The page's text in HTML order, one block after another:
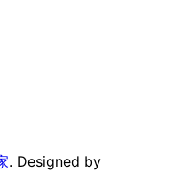
. Designed by